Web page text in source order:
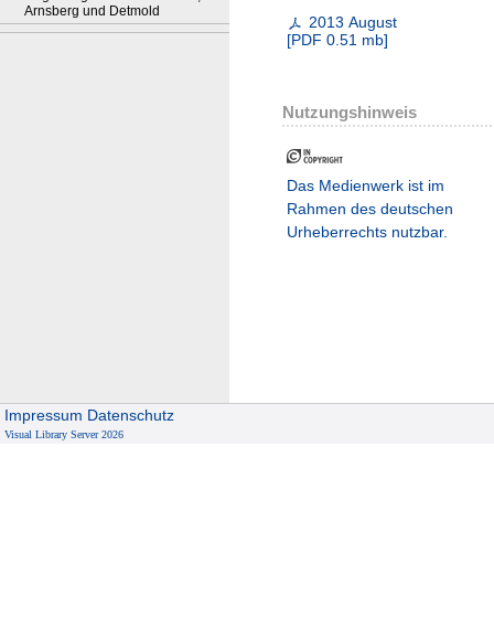
Arnsberg und Detmold
2013 August
[PDF 0.51 mb]
Nutzungshinweis
Das Medienwerk ist im
Rahmen des deutschen
Urheberrechts nutzbar.
Impressum Datenschutz
Visual Library Server 2026